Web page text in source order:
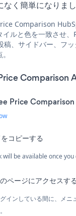
なく簡単になりま
Comparison
イルと色を一致させ
稿、サイドバー、フ
Comparison
Price
コピーする
will be available once
ページにアクセスする
インしている間に、メニ